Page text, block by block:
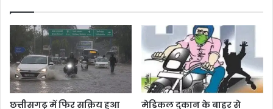
छत्तीसगढ़ में फिर सक्रिय हुआ
मेडिकल दुकान के बाहर से